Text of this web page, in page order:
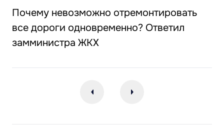
Почему невозможно отремонтировать
все дороги одновременно? Ответил
замминистра ЖКХ